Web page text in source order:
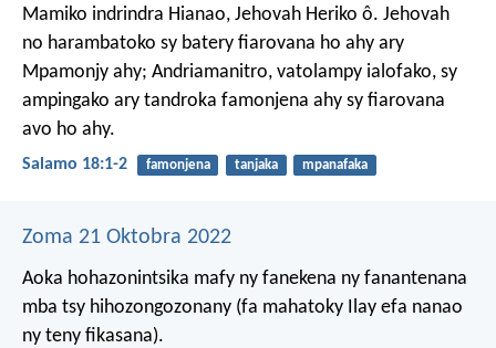
Mamiko indrindra Hianao, Jehovah Heriko ô. Jehovah
no harambatoko sy batery fiarovana ho ahy ary
Mpamonjy ahy; Andriamanitro, vatolampy ialofako, sy
ampingako ary tandroka famonjena ahy sy fiarovana
avo ho ahy.
Salamo 18:1-2 famonjena tanjaka mpanafaka
Zoma 21 Oktobra 2022
Aoka hohazonintsika mafy ny fanekena ny fanantenana
mba tsy hihozongozonany (fa mahatoky Ilay efa nanao
ny teny fikasana).